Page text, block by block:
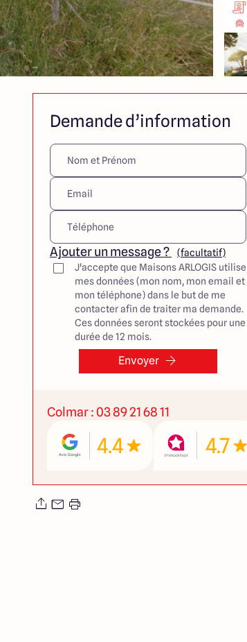
Demande d’information
Ajouter un message ?
(facultatif)
J'accepte que Maisons ARLOGIS utilise
mes données (mon nom, mon email et
mon téléphone) dans le but de me
contacter afin de traiter ma demande.
Ces données seront stockées pour une
durée de 12 mois.
Envoyer
Colmar : 03 89 21 68 11
4.4 4.7